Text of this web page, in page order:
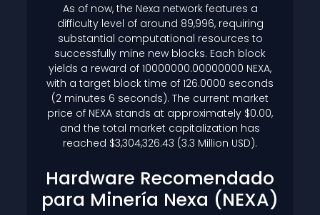
As of now, the Nexa network features a
difficulty level of around 89,996, requiring
substantial computational resources to
successfully mine new blocks. Each block
yields a reward of 10000000.00000000 NEXA,
with a target block time of 126.0000 seconds
(2 minutes 6 seconds). The current market
price of NEXA stands at approximately $0.00,
and the total market capitalization has
reached $3,304,326.43 (3.3 Million USD).
Hardware Recomendado
para Minería Nexa (NEXA)